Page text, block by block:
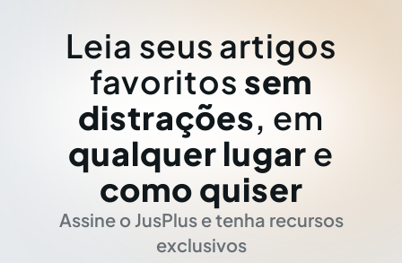
Leia seus artigos
favoritos sem
distrações, em
qualquer lugar e
como quiser
Assine o JusPlus e tenha recursos
exclusivos